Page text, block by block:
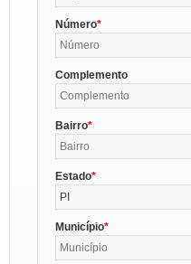
Número
Complemento
Bairro
Estado
PI
Município